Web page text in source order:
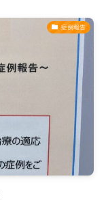
症例報告